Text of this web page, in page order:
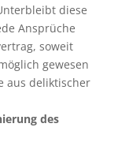
diese
Ansprüche
soweit
gewesen
aus deliktischer
des